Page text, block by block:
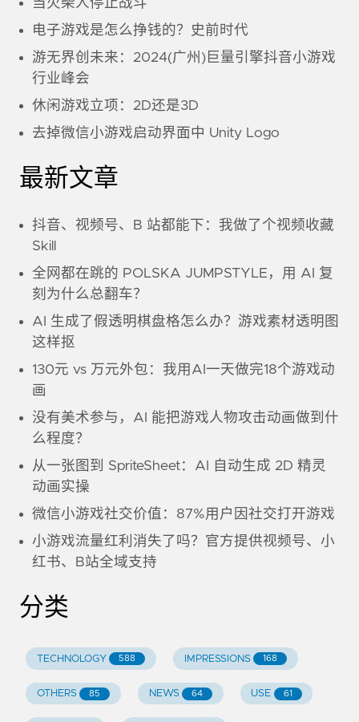
当火柴人停止战斗
电子游戏是怎么挣钱的？史前时代
游无界创未来：2024(广州)巨量引擎抖音小游戏
行业峰会
休闲游戏立项：2D还是3D
去掉微信小游戏启动界面中 Unity Logo
最新文章
抖音、视频号、B 站都能下：我做了个视频收藏
Skill
全网都在跳的 POLSKA JUMPSTYLE，用 AI 复
刻为什么总翻车？
AI 生成了假透明棋盘格怎么办？游戏素材透明图
这样抠
130元 vs 万元外包：我用AI一天做完18个游戏动
画
没有美术参与，AI 能把游戏人物攻击动画做到什
么程度？
从一张图到 SpriteSheet：AI 自动生成 2D 精灵
动画实操
微信小游戏社交价值：87%用户因社交打开游戏
小游戏流量红利消失了吗？官方提供视频号、小
红书、B站全域支持
分类
TECHNOLOGY 588 IMPRESSIONS 168
OTHERS 85 NEWS 64 USE 61